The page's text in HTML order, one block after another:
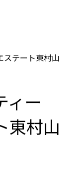
テート東村山
ィー
東村山